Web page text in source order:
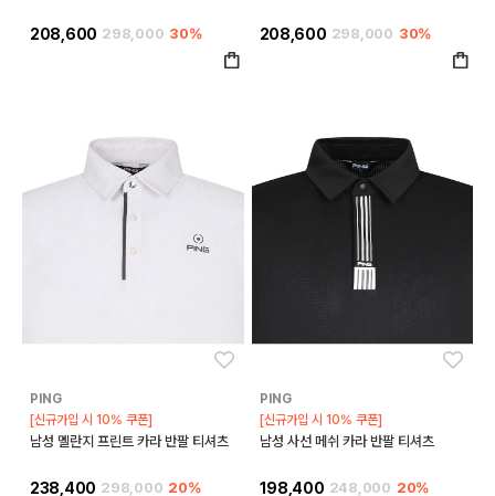
208,600 298,000 30% 208,600 298,000 30%
PING
[신규가입 시 10% 쿠폰]
남성 멜란지 프린트 카라 반팔 티셔츠
238,400 298,000 20%
PING
[신규가입 시 10% 쿠폰]
남성 사선 메쉬 카라 반팔 티셔츠
198,400 248,000 20%